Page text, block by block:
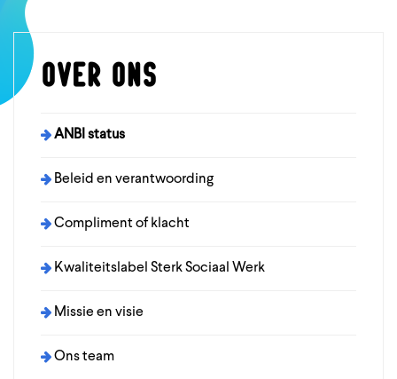
Over ons
ANBI status
Beleid en verantwoording
Compliment of klacht
Kwaliteitslabel Sterk Sociaal Werk
Missie en visie
Ons team